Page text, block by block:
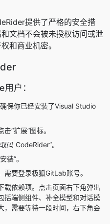
提供了严格的安全措
文档不会被未授权访问或泄
和商业机密。
户：
保你已经安装了Visual Studio
“扩展”图标。
码 CodeRider”。
装”。
需要登录极狐GitLab账号。
载依赖项。点击页面右下角弹出
括端侧组件、补全模型和对话模
，需要等待一段时间，右下角会